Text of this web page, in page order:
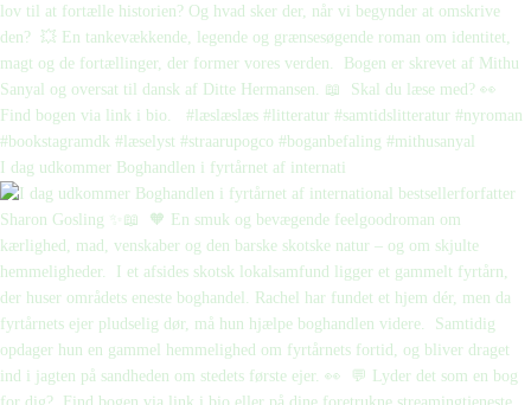
I dag udkommer Boghandlen i fyrtårnet af internati